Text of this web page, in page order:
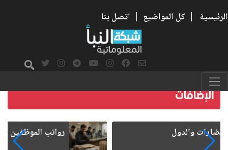
الرئيسية | كل المواضيع | اتصل بنا
رواتب الموظفين على صفيح ساخن